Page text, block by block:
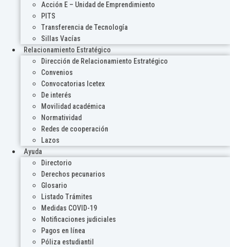
Acción E – Unidad de Emprendimiento
PITS
Transferencia de Tecnología
Sillas Vacías
Relacionamiento Estratégico
Dirección de Relacionamiento Estratégico
Convenios
Convocatorias Icetex
De interés
Movilidad académica
Normatividad
Redes de cooperación
Lazos
Ayuda
Directorio
Derechos pecunarios
Glosario
Listado Trámites
Medidas COVID-19
Notificaciones judiciales
Pagos en línea
Póliza estudiantil